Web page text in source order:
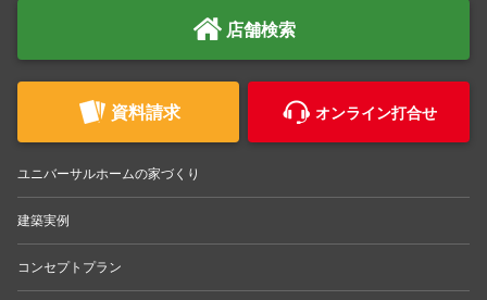
店舗検索
資料請求 オンライン打合せ
ユニバーサルホームの家づくり
建築実例
コンセプトプラン